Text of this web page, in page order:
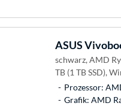
ASUS
schwarz, AMD
TB (1 TB SSD),
Prozessor:
Grafik: AMD